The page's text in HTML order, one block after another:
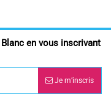
en vous inscrivant
Je m’inscris